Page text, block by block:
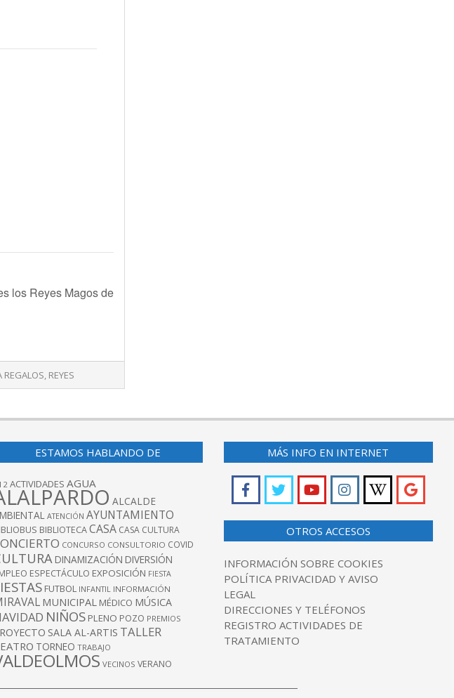
los Reyes Magos de
REGALOS, REYES
ESTAMOS HABLANDO DE
ACTIVIDADES AGUA
ALCALDE
ATENCIÓN AYUNTAMIENTO
BIBLIOTECACASA CASA CULTURA
CONCURSO CONSULTORIO COVID
DINAMIZACIÓN DIVERSIÓN
ESPECTÁCULO EXPOSICIÓN FIESTA
FUTBOL INFANTIL INFORMACIÓN
MUNICIPAL MÉDICO MÚSICA
NIÑOS PLENO POZO PREMIOS
SALA AL-ARTIS TALLER
TORNEO TRABAJO
VECINOS VERANO
MÁS INFO EN INTERNET
OTROS ACCESOS
INFORMACIÓN SOBRE COOKIES
POLÍTICA PRIVACIDAD Y AVISO
LEGAL
DIRECCIONES Y TELÉFONOS
REGISTRO ACTIVIDADES DE
TRATAMIENTO